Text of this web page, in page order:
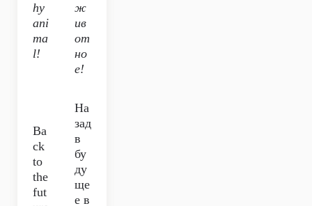
hy
ani
ma
l!
ж
ив
от
но
е!
Ba
ck
to
the
fut
На
зад
в
бу
ду
ще
е в